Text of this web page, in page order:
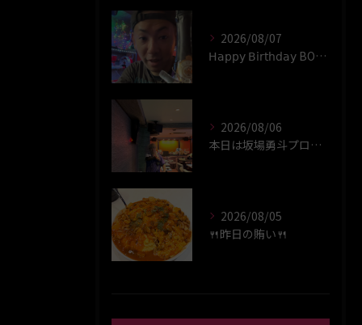
2026/08/07
𝖧𝖺𝗉𝗉𝗒 𝖡𝗂𝗋𝗍𝗁𝖽𝖺𝗒 BOY‪(*´꒳`∩)‬ﾊｲ
2026/08/06
本日は坂場勇斗プロプレイヤーデイ！！
2026/08/05
🍴昨日の賄い🍴